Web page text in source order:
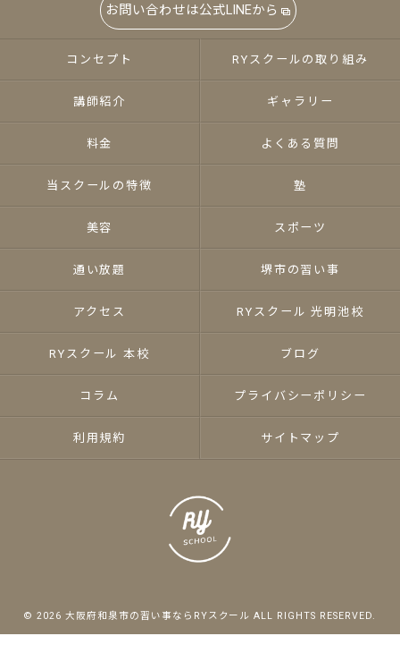
お問い合わせは公式LINEから
コンセプト RYスクールの取り組み
講師紹介 ギャラリー
料金 よくある質問
当スクールの特徴 塾
美容 スポーツ
通い放題 堺市の習い事
アクセス RYスクール 光明池校
RYスクール 本校 ブログ
コラム プライバシーポリシー
利用規約 サイトマップ
© 2026 大阪府和泉市の習い事ならRYスクール ALL RIGHTS RESERVED.